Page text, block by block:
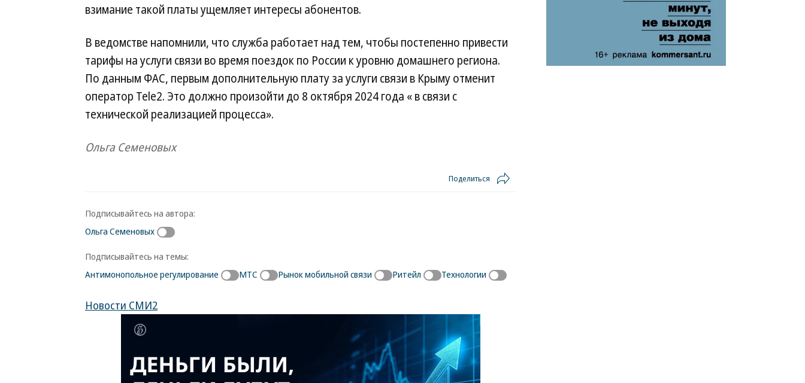
взимание такой платы ущемляет интересы абонентов.
В ведомстве напомнили, что служба работает над тем, чтобы постепенно привести
тарифы на услуги связи во время поездок по России к уровню домашнего региона.
По данным ФАС, первым дополнительную плату за услуги связи в Крыму отменит
оператор Tele2. Это должно произойти до 8 октября 2024 года « в связи с
технической реализацией процесса».
Ольга Семеновых
Поделиться
Подписывайтесь на автора:
Ольга Семеновых
Подписывайтесь на темы:
Антимонопольное регулирование
МТС Рынок мобильной связи Ритейл Технологии
Новости СМИ2